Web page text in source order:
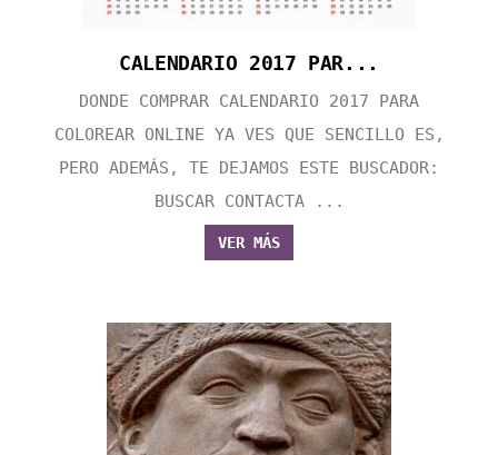
CALENDARIO 2017 PAR...
DONDE COMPRAR CALENDARIO 2017 PARA
COLOREAR ONLINE YA VES QUE SENCILLO ES,
PERO ADEMÁS, TE DEJAMOS ESTE BUSCADOR:
BUSCAR CONTACTA ...
VER MÁS